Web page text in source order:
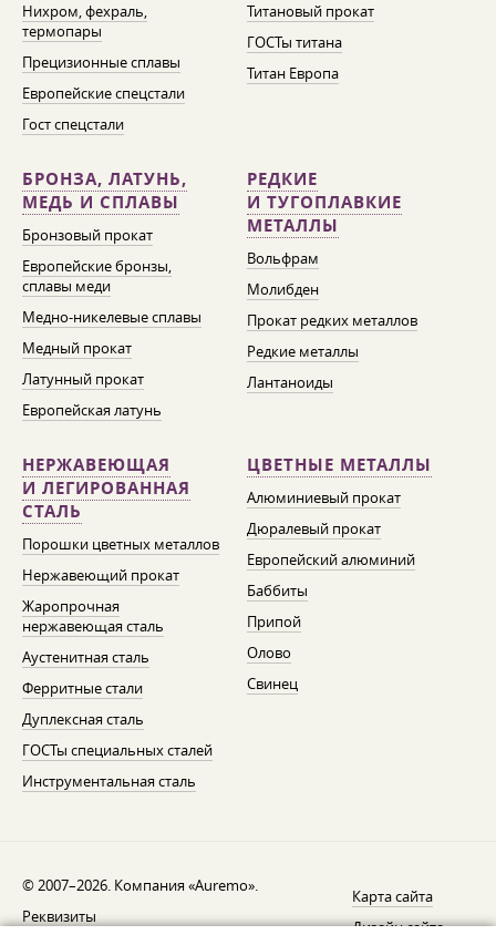
Нихром, фехраль,
термопары
Прецизионные сплавы
Европейские спецстали
Гост спецстали
Титановый прокат
ГОСТы титана
Титан Европа
БРОНЗА, ЛАТУНЬ,
МЕДЬ И СПЛАВЫ
Бронзовый прокат
Европейские бронзы,
сплавы меди
Медно-никелевые сплавы
Медный прокат
Латунный прокат
Европейская латунь
РЕДКИЕ
И ТУГОПЛАВКИЕ
МЕТАЛЛЫ
Вольфрам
Молибден
Прокат редких металлов
Редкие металлы
Лантаноиды
НЕРЖАВЕЮЩАЯ
И ЛЕГИРОВАННАЯ
СТАЛЬ
Порошки цветных металлов
Нержавеющий прокат
Жаропрочная
нержавеющая сталь
Аустенитная сталь
Ферритные стали
Дуплексная сталь
ГОСТы специальных сталей
Инструментальная сталь
ЦВЕТНЫЕ МЕТАЛЛЫ
Алюминиевый прокат
Дюралевый прокат
Европейский алюминий
Баббиты
Припой
Олово
Свинец
© 2007–2026. Компания «Auremo».
Реквизиты
Карта сайта
Дизайн сайта —